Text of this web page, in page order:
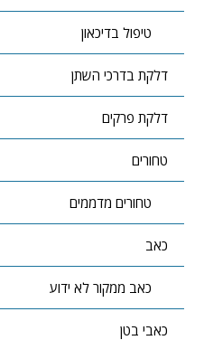
טיפול בדיכאון
דלקת בדרכי השתן
דלקת פרקים
טחורים
טחורים מדממים
כאב
כאב ממקור לא ידוע
כאבי בטן